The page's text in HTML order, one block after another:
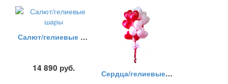
Салют/гелиевые шары
14 890 руб. Сердца/гелиевые шары